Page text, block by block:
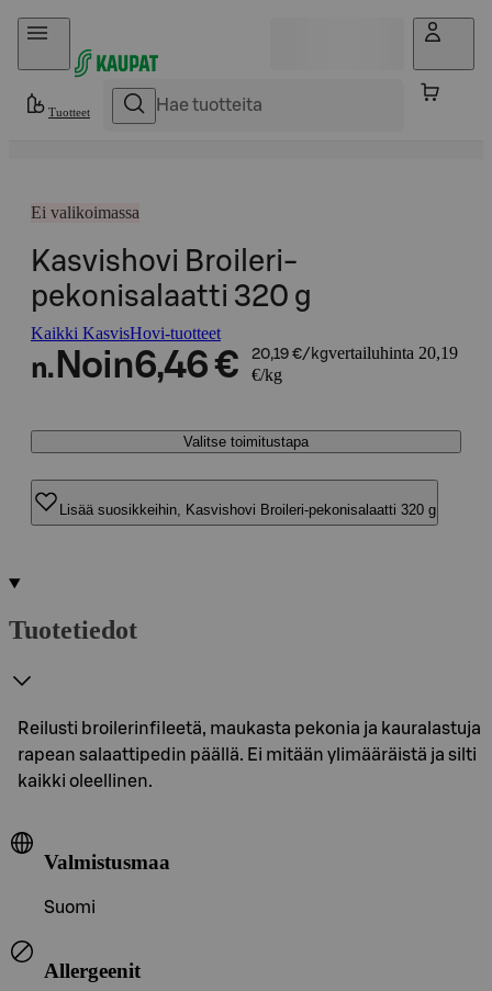
Hyppää sisältöön
Tuotteet
Ei valikoimassa
Kasvishovi Broileri-
pekonisalaatti 320 g
Kaikki KasvisHovi-tuotteet
n. Noin6,46 € 20,19 €/kgvertailuhinta 20,19
€/kg
Valitse toimitustapa
Lisää suosikkeihin, Kasvishovi Broileri-pekonisalaatti 320 g
Tuotetiedot
Reilusti broilerinfileetä, maukasta pekonia ja kauralastuja
rapean salaattipedin päällä. Ei mitään ylimääräistä ja silti
kaikki oleellinen.
Valmistusmaa
Suomi
Allergeenit